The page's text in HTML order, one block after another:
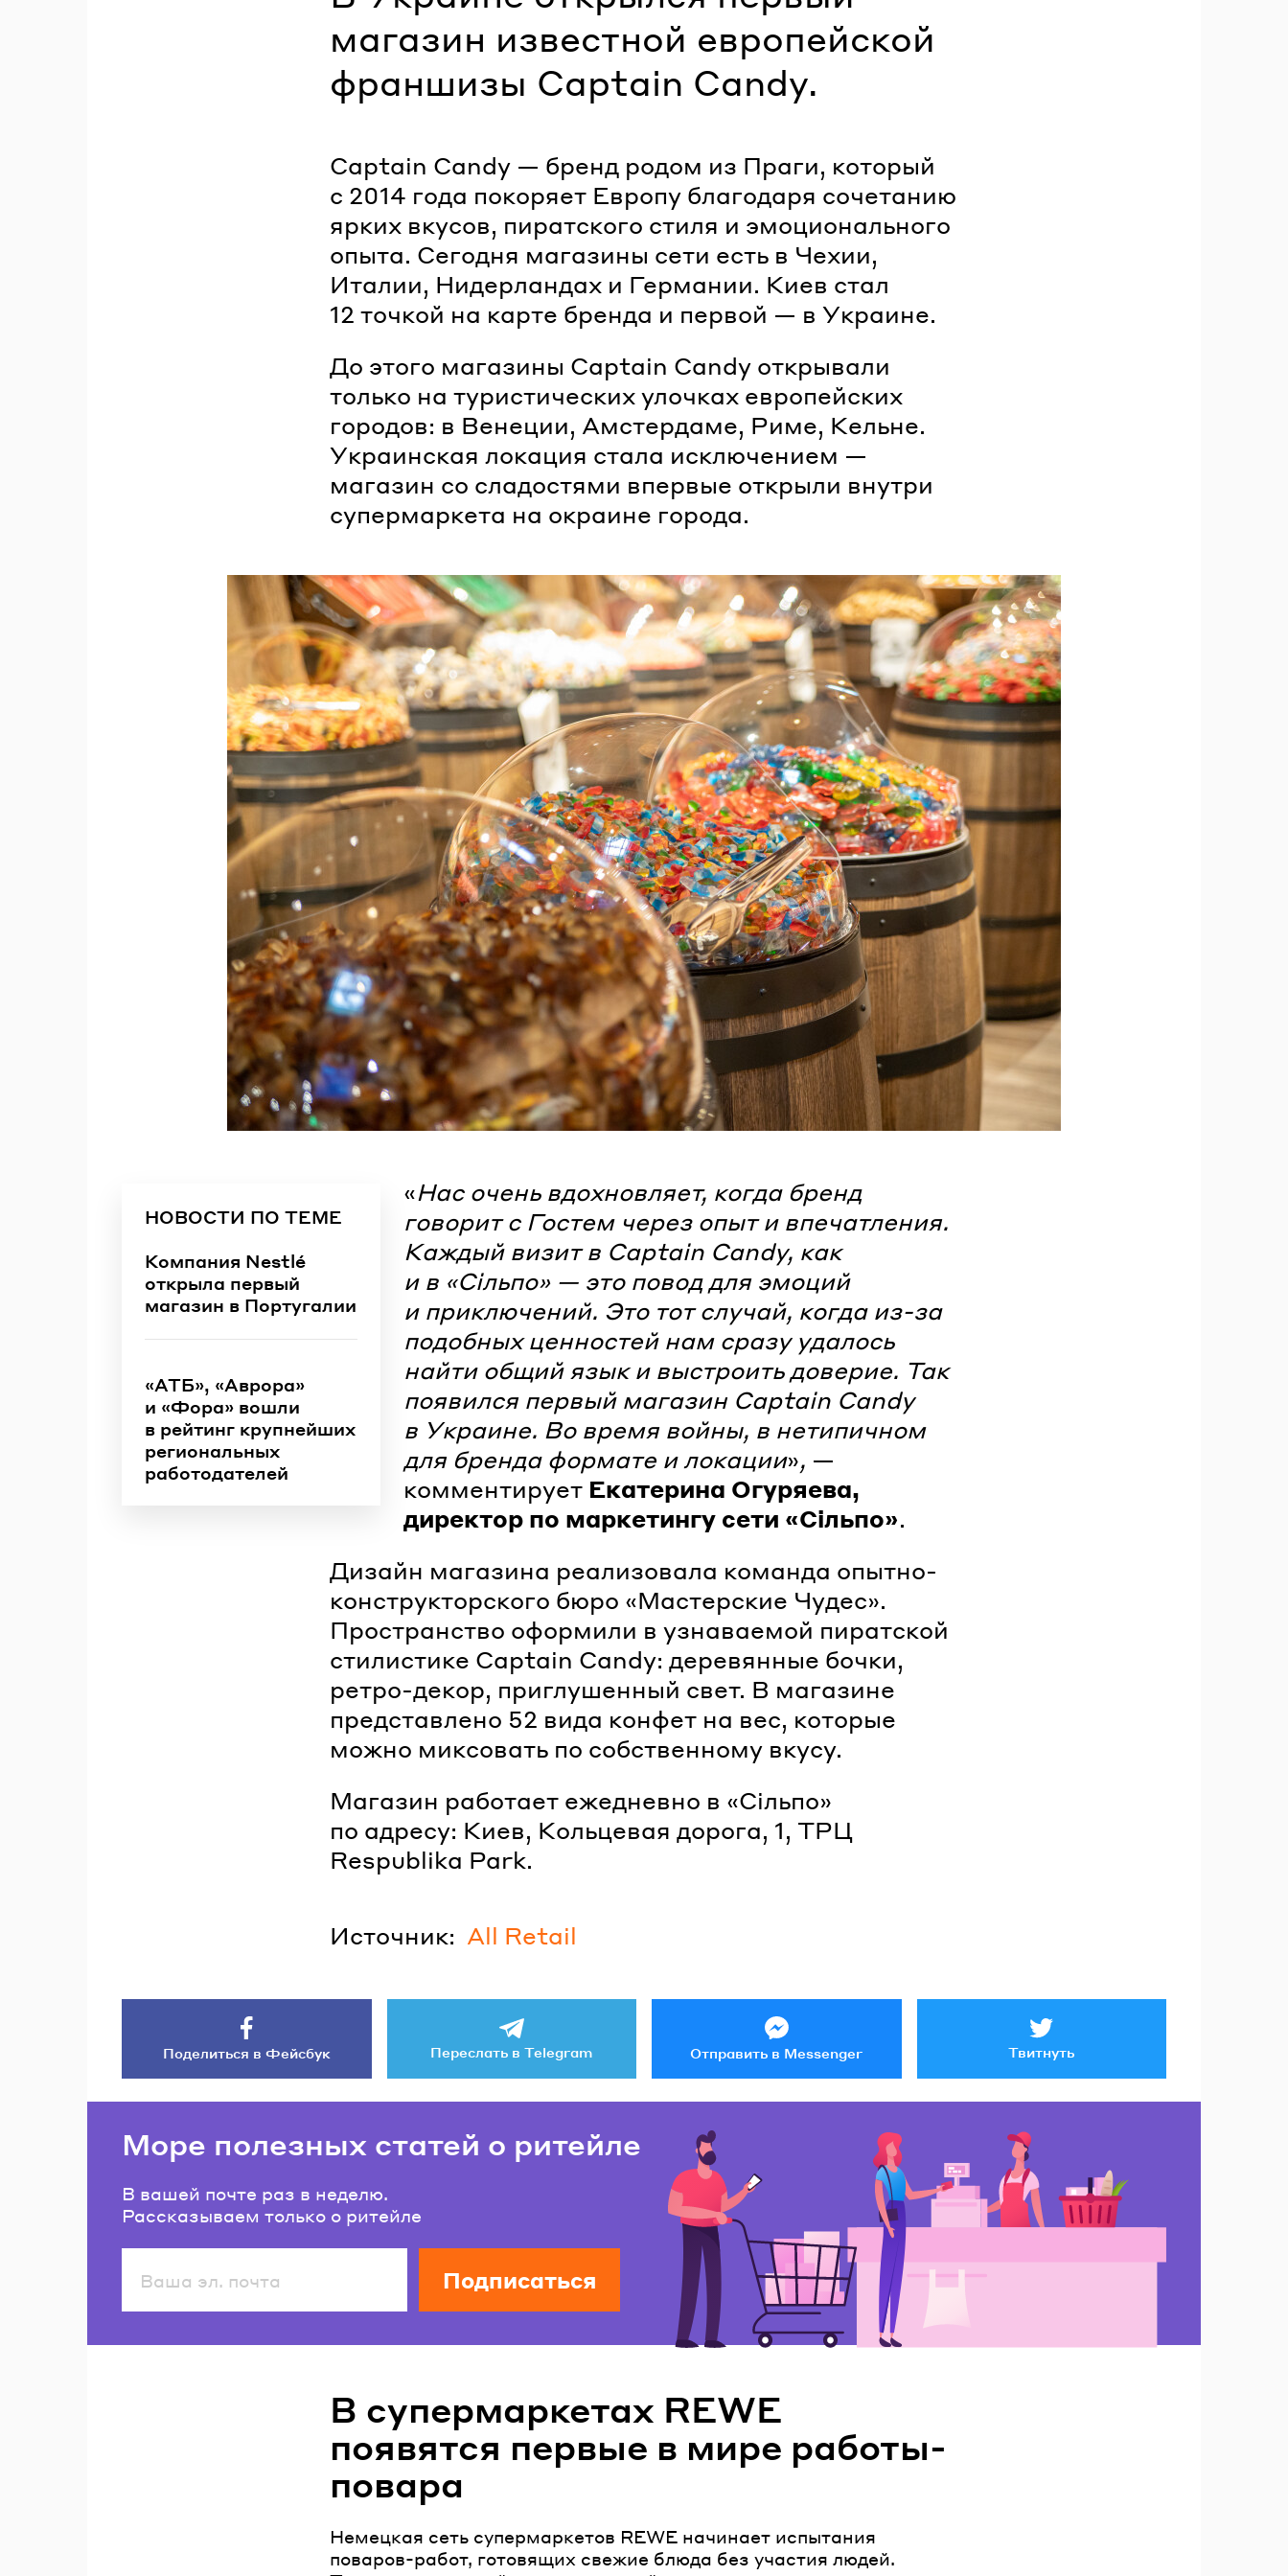
магазин известной европейской
франшизы Captain Candy.
Captain Candy — бренд родом из Праги, который
с 2014 года покоряет Европу благодаря сочетанию
ярких вкусов, пиратского стиля и эмоционального
опыта. Сегодня магазины сети есть в Чехии,
Италии, Нидерландах и Германии. Киев стал
12 точкой на карте бренда и первой — в Украине.
До этого магазины Captain Candy открывали
только на туристических улочках европейских
городов: в Венеции, Амстердаме, Риме, Кельне.
Украинская локация стала исключением —
магазин со сладостями впервые открыли внутри
супермаркета на окраине города.
НОВОСТИ ПО ТЕМЕ
Компания Nestlé
открыла первый
магазин в Португалии
«АТБ», «Аврора»
и «Фора» вошли
в рейтинг крупнейших
региональных
работодателей
«Нас очень вдохновляет, когда бренд
говорит с Гостем через опыт и впечатления.
Каждый визит в Captain Candy, как
и в «Сільпо» — это повод для эмоций
и приключений. Это тот случай, когда из-за
подобных ценностей нам сразу удалось
найти общий язык и выстроить доверие. Так
появился первый магазин Captain Candy
в Украине. Во время войны, в нетипичном
для бренда формате и локации», —
комментирует Екатерина Огуряева,
директор по маркетингу сети «Сільпо».
Дизайн магазина реализовала команда опытно-
конструкторского бюро «Мастерские Чудес».
Пространство оформили в узнаваемой пиратской
стилистике Captain Candy: деревянные бочки,
ретро-декор, приглушенный свет. В магазине
представлено 52 вида конфет на вес, которые
можно миксовать по собственному вкусу.
Магазин работает ежедневно в «Сільпо»
по адресу: Киев, Кольцевая дорога, 1, ТРЦ
Respublika Park.
Источник: All Retail
Поделиться в Фейсбук Переслать в Telegram Отправить в Messenger Твитнуть
Море полезных статей о ритейле
В вашей почте раз в неделю.
Рассказываем только о ритейле
Подписаться
В супермаркетах REWE
появятся первые в мире работы-
повара
Немецкая сеть супермаркетов REWE начинает испытания
поваров-работ, готовящих свежие блюда без участия людей.